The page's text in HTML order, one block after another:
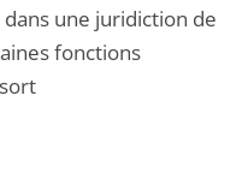
une juridiction de
fonctions